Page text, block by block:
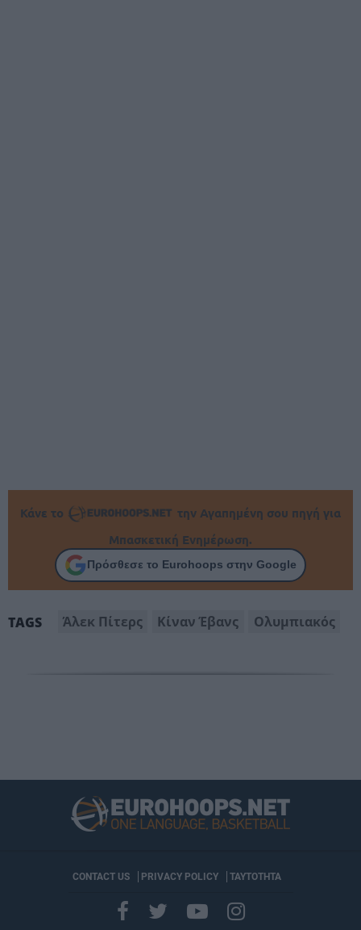
Κάνε το
την Αγαπημένη σου πηγή για
Μπασκετική Ενημέρωση.
Πρόσθεσε το Eurohoops στην Google
TAGS Άλεκ Πίτερς Κίναν Έβανς Ολυμπιακός
CONTACT US PRIVACY POLICY ΤΑΥΤΟΤΗΤΑ